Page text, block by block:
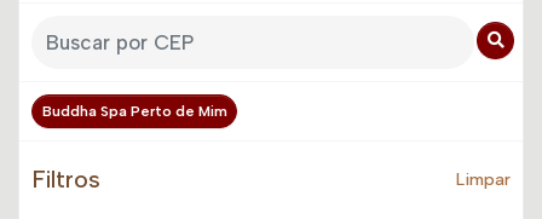
Buddha Spa Perto de Mim
Filtros Limpar